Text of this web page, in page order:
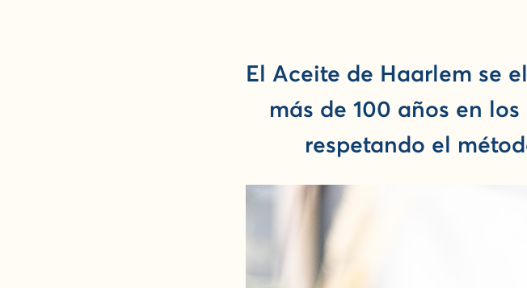
El Aceite de Haarlem se
más de 100 años en
respetando el